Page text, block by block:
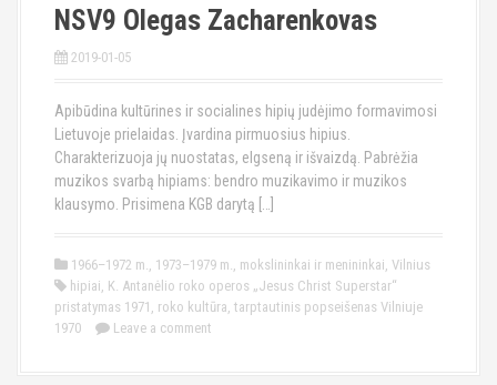
NSV9 Olegas Zacharenkovas
2019-01-05
Apibūdina kultūrines ir socialines hipių judėjimo formavimosi
Lietuvoje prielaidas. Įvardina pirmuosius hipius.
Charakterizuoja jų nuostatas, elgseną ir išvaizdą. Pabrėžia
muzikos svarbą hipiams: bendro muzikavimo ir muzikos
klausymo. Prisimena KGB darytą […]
1966–1972 m., 1973–1979 m., mokslininkai ir menininkai, Vilnius
hipiai, K. Antanėlio roko operos „Jesus Christ Superstar“
pristatymas 1971 , roko kultūra, tarptautinis popseišenas Vilniuje
1970
Leave a comment